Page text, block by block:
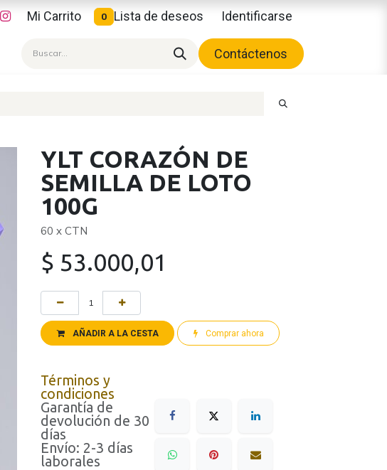
Mi Carrito 0 Lista de deseos Identificarse
Contáctenos
YLT CORAZÓN DE
SEMILLA DE LOTO
100G
60 x CTN
$ 53.000,01
AÑADIR A LA CESTA Comprar ahora
Términos y
condiciones
Garantía de
devolución de 30
días
Envío: 2-3 días
laborales